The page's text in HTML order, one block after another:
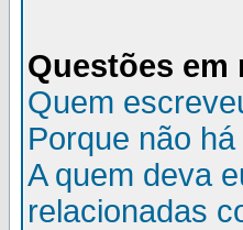
Questões em
Quem
Porque não
A quem deva
relacionadas